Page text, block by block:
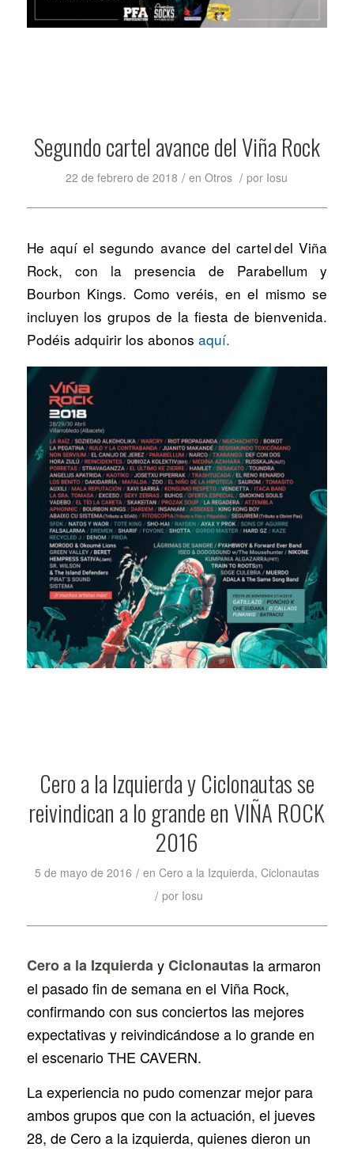
Segundo cartel avance del Viña Rock
22 de febrero de 2018 / enOtros / por Iosu
He aquí el segundo avance del cartel del Viña
Rock, con la presencia de Parabellum y
Bourbon Kings. Como veréis, en el mismo se
incluyen los grupos de la fiesta de bienvenida.
Podéis adquirir los abonos aquí.
Cero a la Izquierda y Ciclonautas se
reivindican a lo grande en VIÑA ROCK
2016
5 de mayo de 2016 / en Cero a la Izquierda, Ciclonautas
/ por Iosu
Cero a la IzquierdayCiclonautasla armaron
el pasado fin de semana en el Viña Rock,
confirmando con sus conciertos las mejores
expectativas y reivindicándose a lo grande en
el escenarioTHE CAVERN.
La experiencia no pudo comenzar mejor para
ambos grupos que con la actuación, el jueves
28, de Cero a la izquierda, quienes dieron un